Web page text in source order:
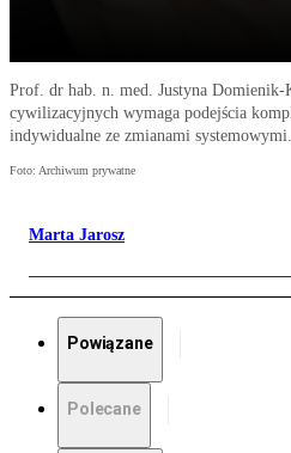
Prof. dr hab. n. med. Justyna
cywilizacyjnych wymaga podejścia
indywidualne ze zmianami systemowymi.
Foto: Archiwum prywatne
Marta Jarosz
Powiązane
Polecane